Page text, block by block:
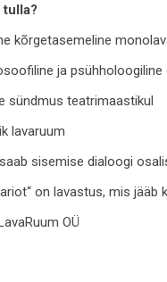
tulla?
kõrgetasemeline
ja psühholoogiline
sündmus teatrimaastikul
lavaruum
sisemise dialoogi
on lavastus, mis
OÜ